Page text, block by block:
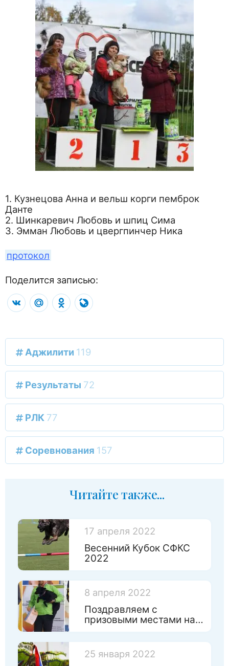
1. Кузнецова Анна и вельш корги пемброк
Данте
2. Шинкаревич Любовь и шпиц Сима
3. Эмман Любовь и цвергпинчер Ника
протокол
Поделится записью:
VK Mail.RuOdnoklassniki
Аджилити 119
Результаты 72
РЛК 77
Соревнования 157
Читайте также...
17 апреля 2022
Весенний Кубок СФКС
2022
8 апреля 2022
Поздравляем с
призовыми местами на
25 января 2022